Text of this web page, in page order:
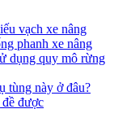
vạch xe nâng
phanh xe nâng
dụng quy mô rừng
tùng này ở đâu?
đề được